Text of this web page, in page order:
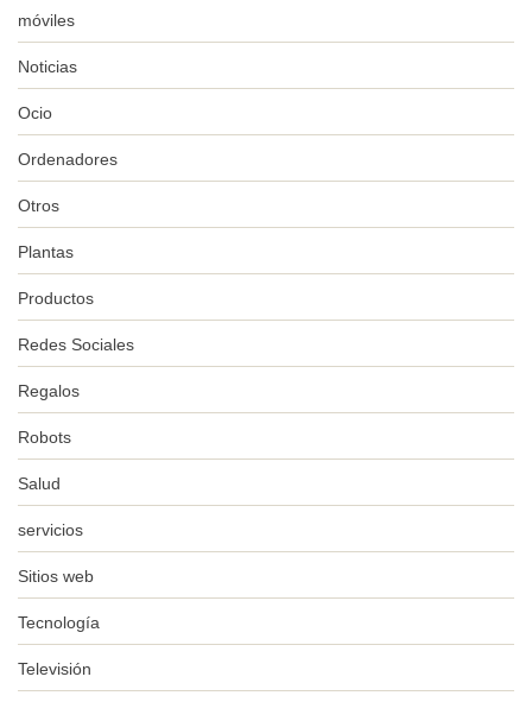
móviles
Noticias
Ocio
Ordenadores
Otros
Plantas
Productos
Redes Sociales
Regalos
Robots
Salud
servicios
Sitios web
Tecnología
Televisión